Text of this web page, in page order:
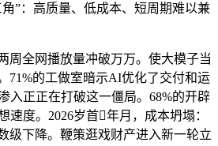
”：高质量、低成本、短周期难以兼
全网播放量冲破万万。使大模子当
71%的工做室暗示AI优化了交付和运
入正正在打破这一僵局。68%的开辟
速度。2026岁首年月，成本坍塌：
级下降。鞭策逛戏财产进入新一轮立